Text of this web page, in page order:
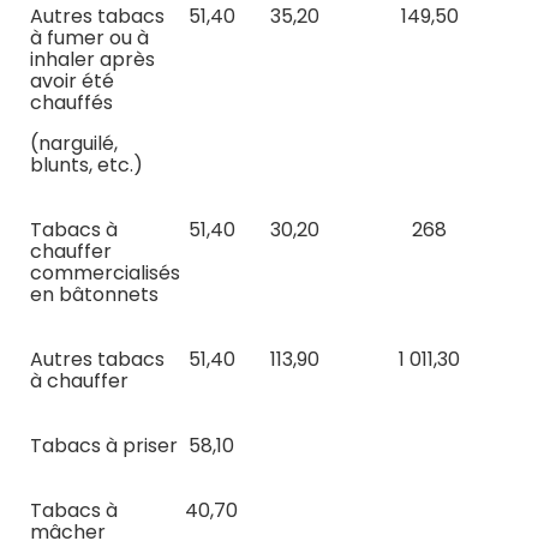
Autres tabacs
à fumer ou à
inhaler après
avoir été
chauffés
(narguilé,
blunts, etc.)
51,40 35,20 149,50
Tabacs à
chauffer
commercialisés
en bâtonnets
51,40 30,20 268
Autres tabacs
à chauffer
51,40 113,90 1 011,30
Tabacs à priser 58,10
Tabacs à
mâcher
40,70